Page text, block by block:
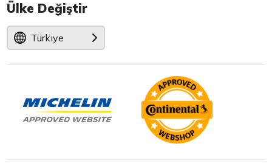
Ülke Değiştir
Türkiye